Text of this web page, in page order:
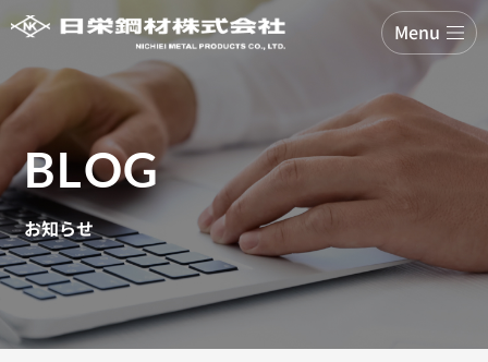
Menu
BLOG
お知らせ